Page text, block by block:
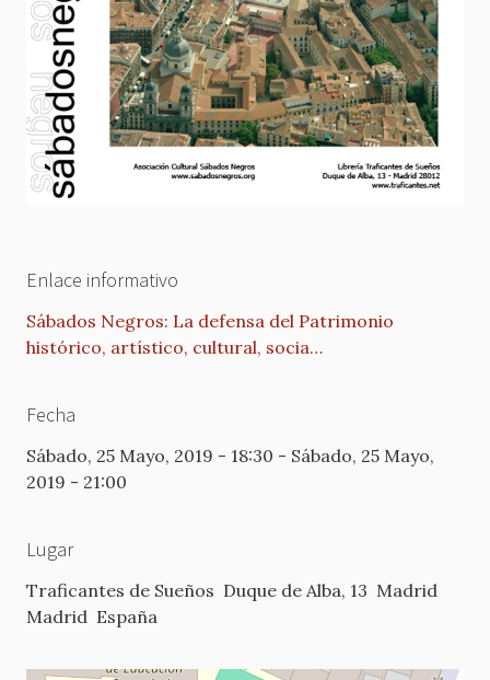
Enlace informativo
Sábados Negros: La defensa del Patrimonio
histórico, artístico, cultural, socia…
Fecha
Sábado, 25 Mayo, 2019 - 18:30 - Sábado, 25 Mayo,
2019 - 21:00
Lugar
Traficantes de Sueños Duque de Alba, 13 Madrid
Madrid España